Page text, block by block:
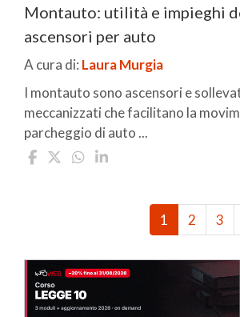
Montauto: utilità e impieghi
ascensori per auto
A cura di: Laura Murgia
I montauto sono ascensori e
meccanizzati che facilitano la
parcheggio di auto ...
1 2 3